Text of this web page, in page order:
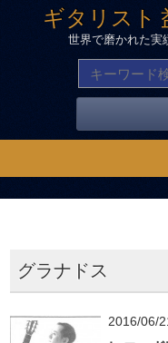
ギタリスト
世界で磨かれた実
グラナドス
2016/06/